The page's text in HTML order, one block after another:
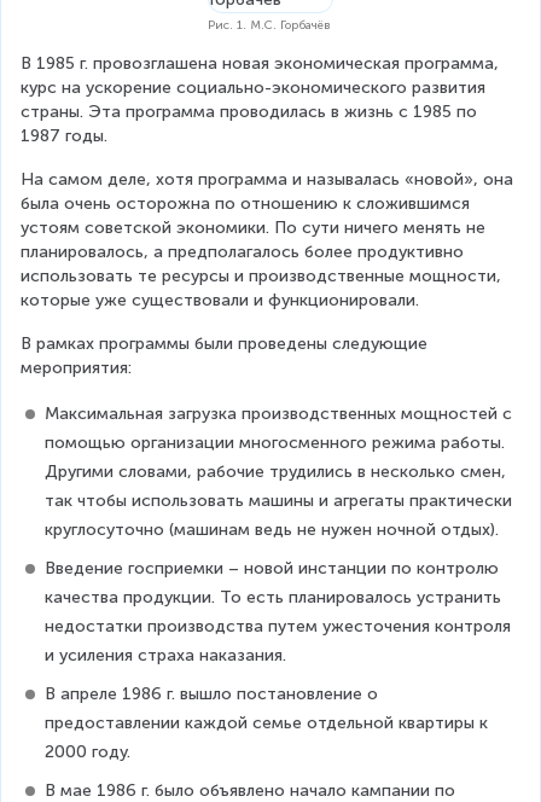
Рис. 1. М.С. Горбачёв
В 1985 г. провозглашена новая экономическая программа,
курс на ускорение социально-экономического развития
страны. Эта программа проводилась в жизнь с 1985 по
1987 годы.
На самом деле, хотя программа и называлась «новой», она
была очень осторожна по отношению к сложившимся
устоям советской экономики. По сути ничего менять не
планировалось, а предполагалось более продуктивно
использовать те ресурсы и производственные мощности,
которые уже существовали и функционировали.
В рамках программы были проведены следующие
мероприятия:
Максимальная загрузка производственных мощностей с
помощью организации многосменного режима работы.
Другими словами, рабочие трудились в несколько смен,
так чтобы использовать машины и агрегаты практически
круглосуточно (машинам ведь не нужен ночной отдых).
Введение госприемки – новой инстанции по контролю
качества продукции. То есть планировалось устранить
недостатки производства путем ужесточения контроля
и усиления страха наказания.
В апреле 1986 г. вышло постановление о
предоставлении каждой семье отдельной квартиры к
2000 году.
В мае 1986 г. было объявлено начало кампании по